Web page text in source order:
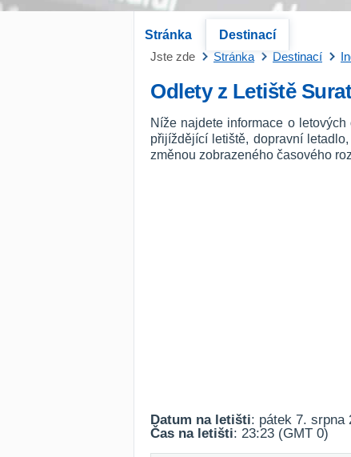
Stránka
Destinací
Jste zde
Stránka Destinací
Odlety z Letiště Surat
Níže najdete informace o
přijíždějící letiště, dopravní
změnou zobrazeného časového
Datum na letišti: pátek 7. srpna
Čas na letišti: 23:23 (GMT 0)